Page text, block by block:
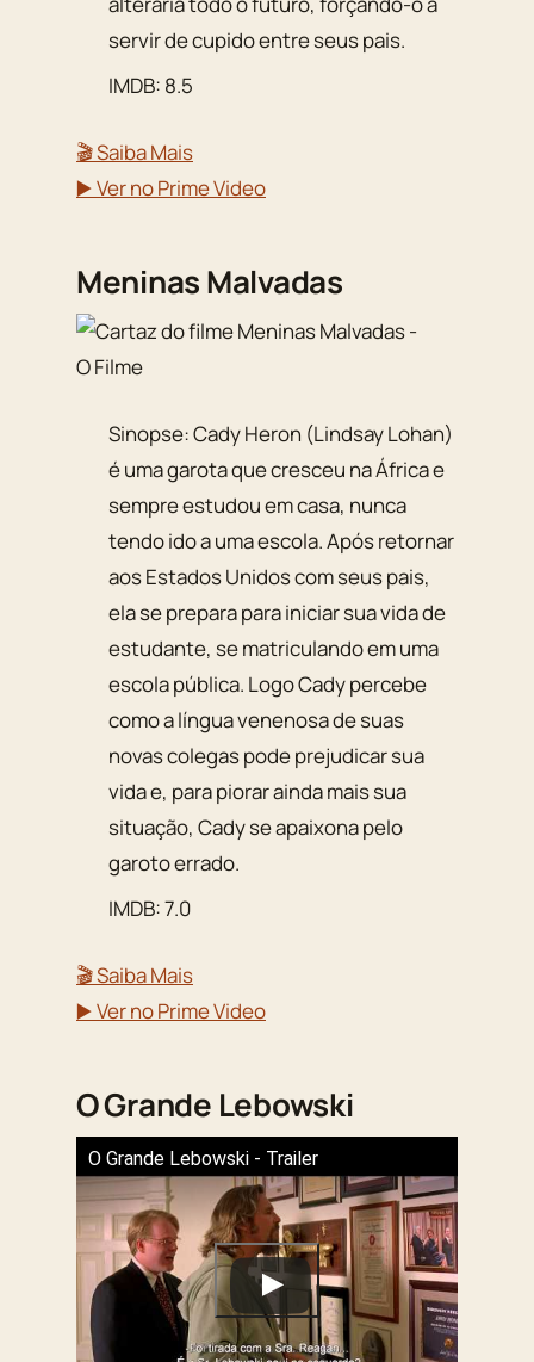
servir de cupido entre seus pais.
IMDB: 8.5
🎬 Saiba Mais
▶️ Ver no Prime Video
Meninas Malvadas
Sinopse: Cady Heron (Lindsay Lohan)
é uma garota que cresceu na África e
sempre estudou em casa, nunca
tendo ido a uma escola. Após retornar
aos Estados Unidos com seus pais,
ela se prepara para iniciar sua vida de
estudante, se matriculando em uma
escola pública. Logo Cady percebe
como a língua venenosa de suas
novas colegas pode prejudicar sua
vida e, para piorar ainda mais sua
situação, Cady se apaixona pelo
garoto errado.
IMDB: 7.0
🎬 Saiba Mais
▶️ Ver no Prime Video
O Grande Lebowski
O Grande Lebowski - Trailer